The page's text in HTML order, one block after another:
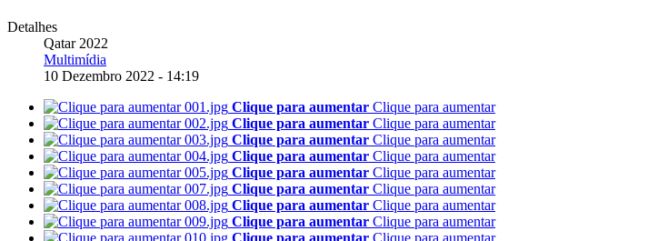
Detalhes
Qatar 2022
Multimídia
10 Dezembro 2022 - 14:19
Clique para aumentar Clique para aumentar
Clique para aumentar Clique para aumentar
Clique para aumentar Clique para aumentar
Clique para aumentar Clique para aumentar
Clique para aumentar Clique para aumentar
Clique para aumentar Clique para aumentar
Clique para aumentar Clique para aumentar
Clique para aumentar Clique para aumentar
Clique para aumentar Clique para aumentar